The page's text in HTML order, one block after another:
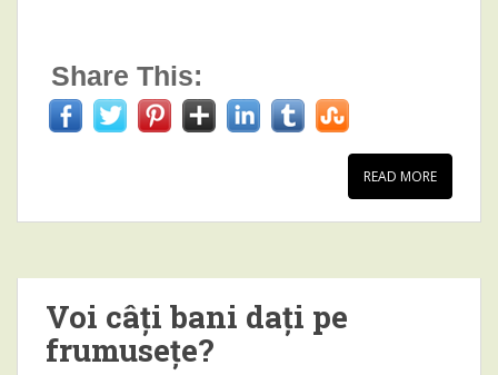
Share This:
READ MORE
Voi câți bani dați pe
frumusețe?